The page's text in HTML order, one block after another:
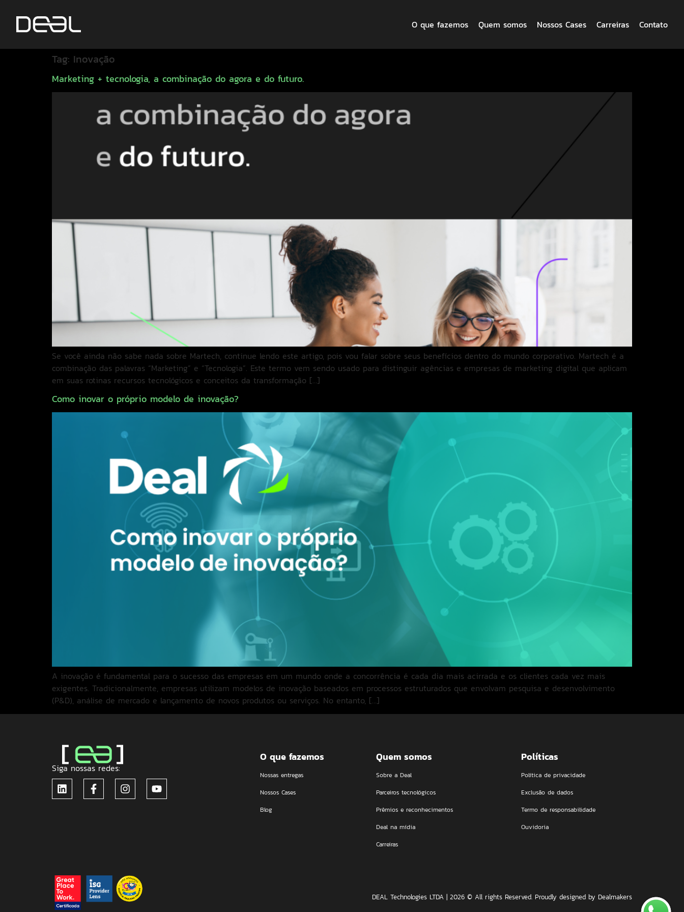
O que fazemos Quem somos Nossos Cases Carreiras Contato
Tag: Inovação
Marketing + tecnologia, a combinação do agora e do futuro.
Se você ainda não sabe nada sobre Martech, continue lendo este artigo, pois vou falar sobre seus benefícios dentro do mundo corporativo. Martech é a
combinação das palavras “Marketing” e “Tecnologia”. Este termo vem sendo usado para distinguir agências e empresas de marketing digital que aplicam
em suas rotinas recursos tecnológicos e conceitos da transformação […]
Como inovar o próprio modelo de inovação?
A inovação é fundamental para o sucesso das empresas em um mundo onde a concorrência é cada dia mais acirrada e os clientes cada vez mais
exigentes. Tradicionalmente, empresas utilizam modelos de inovação baseados em processos estruturados que envolvam pesquisa e desenvolvimento
(P&D), análise de mercado e lançamento de novos produtos ou serviços. No entanto, […]
Siga nossas redes:
O que fazemos
Nossas entregas
Nossos Cases
Blog
Quem somos
Sobre a Deal
Parceiros tecnológicos
Prêmios e reconhecimentos
Deal na mídia
Carreiras
Políticas
Política de privacidade
Exclusão de dados
Termo de responsabilidade
Ouvidoria
DEAL Technologies LTDA | 2026 © All rights Reserved. Proudly designed by Dealmakers